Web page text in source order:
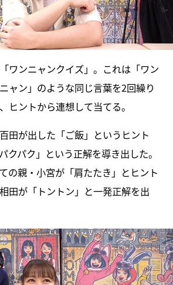
ワンニャンクイズ」。これは「ワン
ャン」のような同じ言葉を2回繰り
ヒントから連想して当てる。
田が出した「ご飯」というヒント
クパク」という正解を導き出した。
の親・小宮が「肩たたき」とヒント
田が「トントン」と一発正解を出